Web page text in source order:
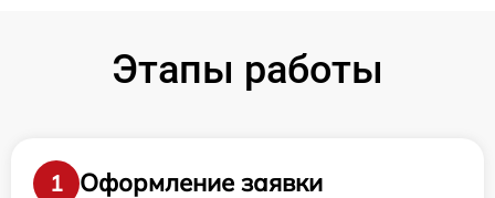
Этапы работы
1
Оформление заявки